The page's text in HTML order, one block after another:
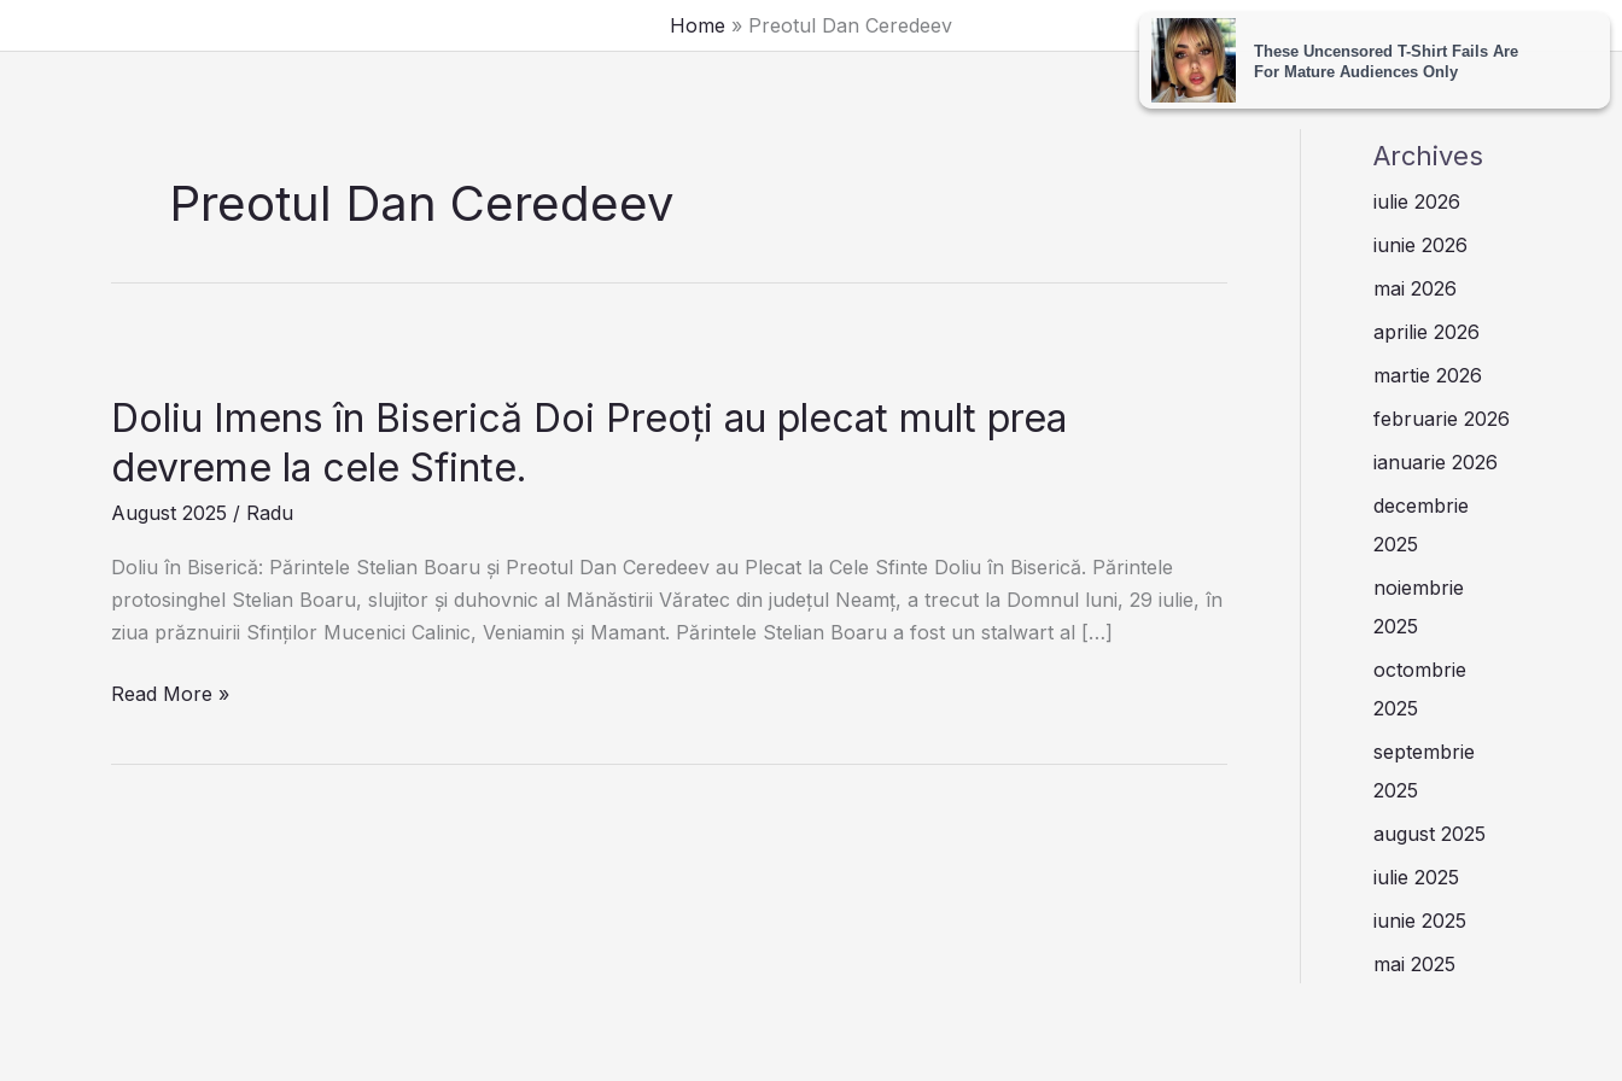
to
Home Preotul Dan Ceredeev
Preotul Dan Ceredeev
Doliu Imens în Biserică Doi Preoți au plecat mult prea
devreme la cele Sfinte.
August 2025 / Radu
Doliu în Biserică: Părintele Stelian Boaru și Preotul Dan Ceredeev au Plecat la Cele Sfinte Doliu în Biserică. Părintele
protosinghel Stelian Boaru, slujitor și duhovnic al Mănăstirii Văratec din județul Neamț, a trecut la Domnul luni, 29 iulie, în
ziua prăznuirii Sfinților Mucenici Calinic, Veniamin și Mamant. Părintele Stelian Boaru a fost un stalwart al […]
Doliu
Read More »
Archives
iulie 2026
iunie 2026
mai 2026
aprilie 2026
martie 2026
februarie 2026
ianuarie 2026
decembrie
2025
noiembrie
2025
octombrie
2025
septembrie
2025
august 2025
iulie 2025
iunie 2025
mai 2025